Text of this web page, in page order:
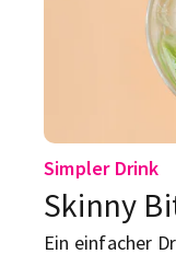
Simpler Drink
Skinny
Ein einfacher